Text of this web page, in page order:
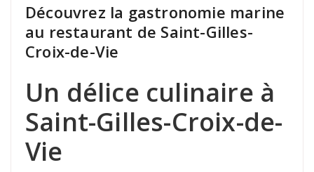
Découvrez la gastronomie marine
au restaurant de Saint-Gilles-
Croix-de-Vie
Un délice culinaire à
Saint-Gilles-Croix-de-
Vie